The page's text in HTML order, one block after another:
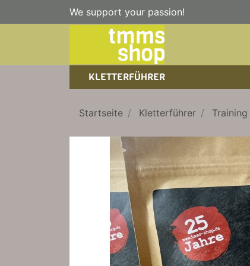
We support your passion!
KLETTERFÜHRER
TRAINING
KLETTER-KALENDER
Startseite Kletterführer Training